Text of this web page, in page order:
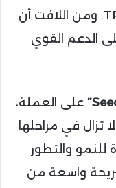
USDT، USDC، BNB، FDUSD، وTRY. ومن اللافت أن
الدعم القوي
على العملة،
في مراحلها
للنمو والتطور
واسعة من